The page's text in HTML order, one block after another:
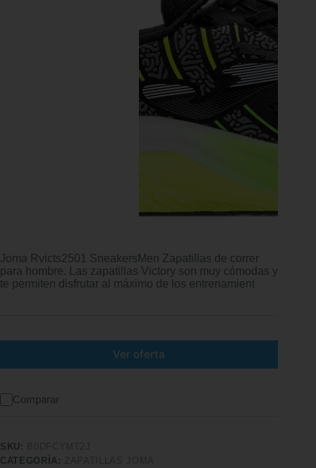
Joma Rvicts2501 SneakersMen Zapatillas de correr
para hombre. Las zapatillas Victory son muy cómodas y
te permiten disfrutar al máximo de los entrenamient
Ver oferta
Comparar
SKU:
CATEGORÍA: